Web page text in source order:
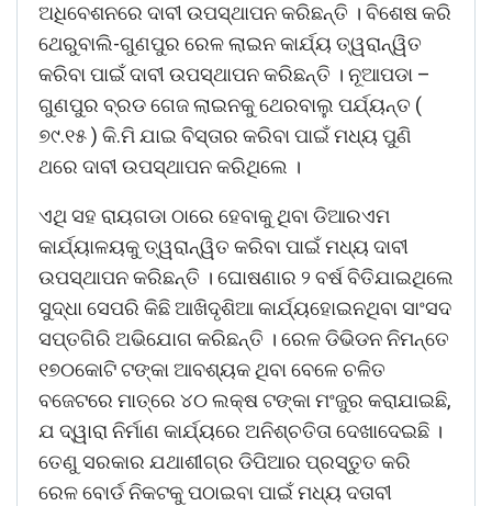
ଅଧିବେଶନରେ ଦାବୀ ଉପସ୍ଥାପନ କରିଛନ୍ତି । ବିଶେଷ କରି
ଥେରୁବାଲି-ଗୁଣପୁର ରେଳ ଲାଇନ କାର୍ଯ୍ୟ ତ୍ୱରାନ୍ୱିତ
କରିବା ପାଇଁ ଦାବୀ ଉପସ୍ଥାପନ କରିଛନ୍ତି । ନୂଆପଡା –
ଗୁଣପୁର ବ୍ରଡ ଗେଜ ଲାଇନକୁ ଥେରବାଲୁ ପର୍ଯ୍ୟନ୍ତ (
୭୯.୧୫ ) କି.ମି ଯାଇ ବିସ୍ତାର କରିବା ପାଇଁ ମଧ୍ୟ ପୁଣି
ଥରେ ଦାବୀ ଉପସ୍ଥାପନ କରିଥିଲେ ।
ଏଥି ସହ ରାୟଗଡା ଠାରେ ହେବାକୁ ଥିବା ଡିଆରଏମ
କାର୍ଯ୍ୟାଳୟକୁ ତ୍ୱରାନ୍ୱିତ କରିବା ପାଇଁ ମଧ୍ୟ ଦାବୀ
ଉପସ୍ଥାପନ କରିଛନ୍ତି । ଘୋଷଣାର ୨ ବର୍ଷ ବିତିଯାଇଥିଲେ
ସୁଦ୍ଧା ସେପରି କିଛି ଆଖିଦୃଶିଆ କାର୍ଯ୍ୟହୋଇନଥିବା ସାଂସଦ
ସପ୍ତଗିରି ଅଭିଯୋଗ କରିଛନ୍ତି । ରେଳ ଡିଭିଡନ ନିମନ୍ତେ
୧୭୦କୋଟି ଟଙ୍କା ଆବଶ୍ୟକ ଥିବା ବେଳେ ଚଳିତ
ବଜେଟରେ ମାତ୍ରେ ୪୦ ଲକ୍ଷ ଟଙ୍କା ମଂଜୁର କରାଯାଇଛି,
ଯ ଦ୍ୱାରା ନିର୍ମାଣ କାର୍ଯ୍ୟରେ ଅନିଶ୍ଚତିତା ଦେଖାଦେଇଛି ।
ତେଣୁ ସରକାର ଯଥାଶୀଗ୍ର ଡିପିଆର ପ୍ରସ୍ତୁତ କରି
ରେଳ ବୋର୍ଡ ନିକଟକୁ ପଠାଇବା ପାଇଁ ମଧ୍ୟ ଦତାବୀ